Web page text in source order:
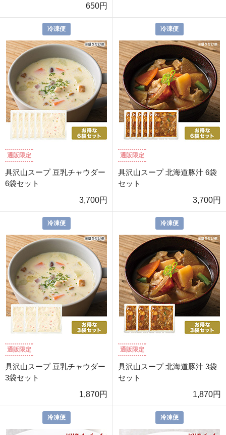
650円
冷凍便
通販限定
具沢山スープ 豆乳チャウダー
6袋セット
3,700円
冷凍便
通販限定
具沢山スープ 北海道豚汁 6袋
セット
3,700円
冷凍便
通販限定
具沢山スープ 豆乳チャウダー
3袋セット
1,870円
冷凍便
通販限定
具沢山スープ 北海道豚汁 3袋
セット
1,870円
冷凍便 冷凍便